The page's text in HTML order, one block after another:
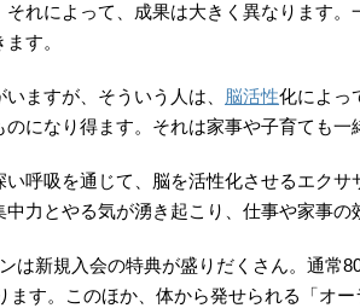
れによって、成果は大きく異なります
す。
ますが、そういう人は、 脳活性化によっ
になり得ます。それは家事や子育ても
呼吸を通じて、脳を活性化させるエク
力とやる気が湧き起こり、仕事や家事の
は新規入会の特典が盛りだくさん。通
ます。このほか、体から発せられる「